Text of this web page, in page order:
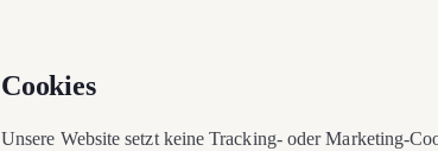
Cookies
Unsere Website setzt keine Tracking- oder Marketing-